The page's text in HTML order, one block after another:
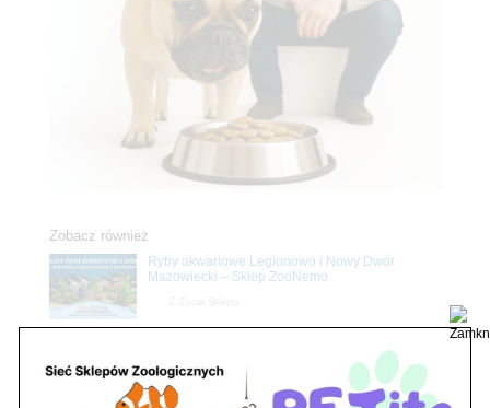
Zobacz również
Ryby akwariowe Legionowo i Nowy Dwór
Mazowiecki – Sklep ZooNemo
Z Życia Sklepu
rośliny akwariowe w ZooNemo – Legionowo i
Nowy Dwór Mazowiecki